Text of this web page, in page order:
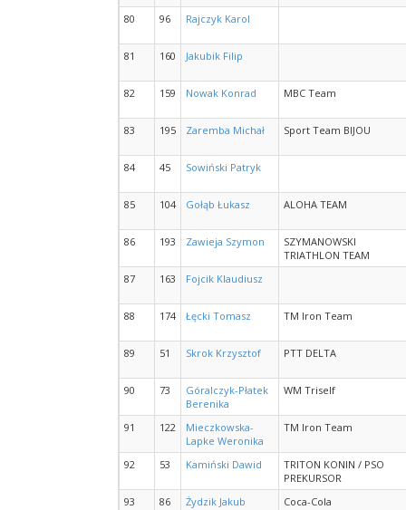
80 96 Rajczyk Karol
81 160 Jakubik Filip
82 159 Nowak Konrad MBC Team
83 195 Zaremba Michał Sport Team BIJOU
84 45 Sowiński Patryk
85 104 Gołąb Łukasz ALOHA TEAM
86 193 Zawieja Szymon
SZYMANOWSKI
TRIATHLON TEAM
87
163 Fojcik Klaudiusz
88 174 Łęcki Tomasz TM Iron Team
89 51 Skrok Krzysztof PTT DELTA
90 73
Góralczyk-Płatek
Berenika
WM Triself
91 122
Mieczkowska-
Lapke Weronika
TM Iron Team
92 53 Kamiński Dawid
TRITON KONIN / PSO
PREKURSOR
93
86 Żydzik Jakub Coca-Cola